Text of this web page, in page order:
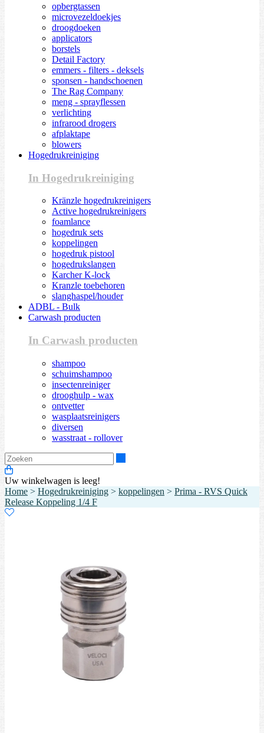
opbergtassen
microvezeldoekjes
droogdoeken
applicators
borstels
Detail Factory
emmers - filters - deksels
sponsen - handschoenen
The Rag Company
meng - sprayflessen
verlichting
infrarood drogers
afplaktape
blowers
Hogedrukreiniging
In Hogedrukreiniging
Kränzle hogedrukreinigers
Active hogedrukreinigers
foamlance
hogedruk sets
koppelingen
hogedruk pistool
hogedrukslangen
Karcher K-lock
Kranzle toebehoren
slanghaspel/houder
ADBL - Bulk
Carwash producten
In Carwash producten
shampoo
schuimshampoo
insectenreiniger
drooghulp - wax
ontvetter
wasplaatsreinigers
diversen
wasstraat - rollover
Uw winkelwagen is leeg!
Home > Hogedrukreiniging > koppelingen > Prima - RVS Quick
Release Koppeling 1/4 F